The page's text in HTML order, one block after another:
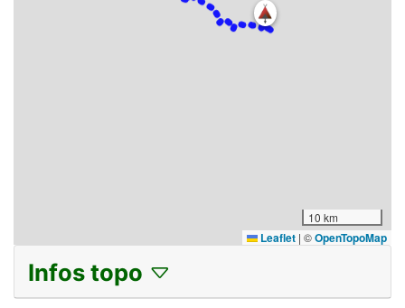
10 km
Leaflet | ©OpenTopoMap
Infos topo